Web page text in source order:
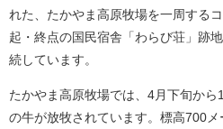
れた、たかやま高原牧場を一周するコ
起・終点の国民宿舎「わらび荘」跡
続しています。
たかやま高原牧場では、4月下旬か
の牛が放牧されています。標高700